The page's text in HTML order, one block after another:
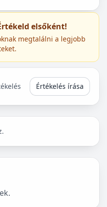
elsőként!
megtalálni a legjobb
Értékelés írása